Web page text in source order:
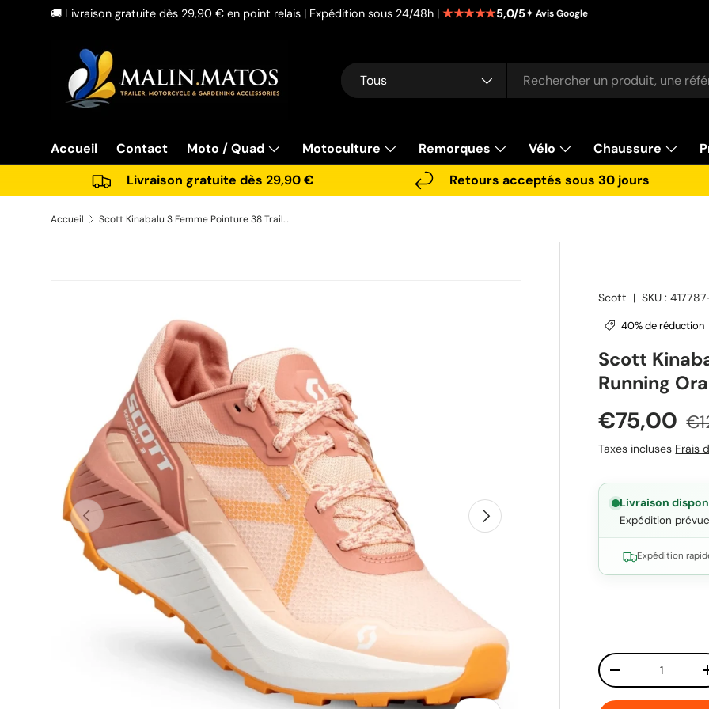
🚚 Livraison gratuite dès 29,90 € en point relais | Expédition sous 24/48h | ★★★★★5,0/5✦ Avis Google
Recherche
Type de produit
Tous
Accueil Contact Moto / Quad Motoculture Remorques Vélo Chaussure
Livraison gratuite dès 29,90 €
Retours acceptés sous 30 jours
Accueil Scott Kinabalu 3 Femme Pointure 38 Trail Running Orange Rouge
Précédent Suivant
Scott |SKU :
40% de réduction
Scott
Running
Prix soldé
€75,00
Taxes incluses Frais
Livraison
Expédition
Expédition
Qté
Diminuer la